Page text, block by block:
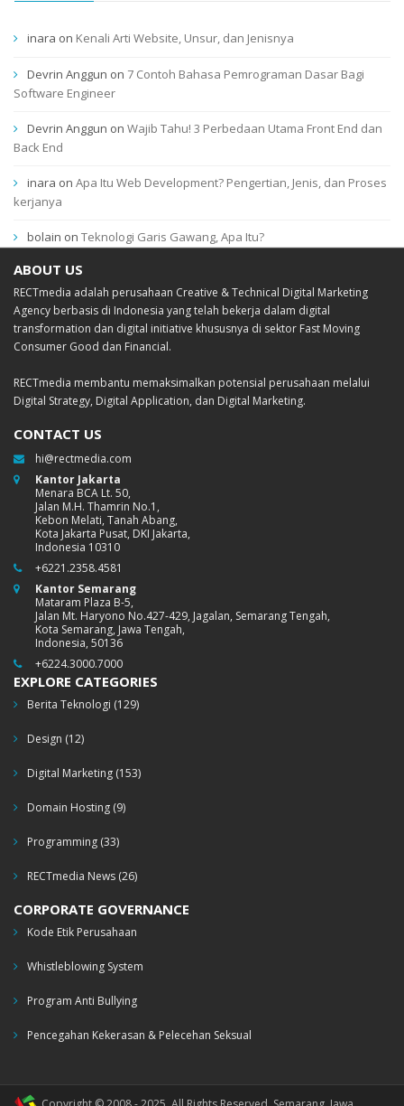
inara on Kenali Arti Website, Unsur, dan Jenisnya
Devrin Anggun on 7 Contoh Bahasa Pemrograman Dasar Bagi
Software Engineer
Devrin Anggun on Wajib Tahu! 3 Perbedaan Utama Front End dan
Back End
inara on Apa Itu Web Development? Pengertian, Jenis, dan Proses
kerjanya
bolain on Teknologi Garis Gawang, Apa Itu?
ABOUT US
RECTmedia adalah perusahaan Creative & Technical Digital Marketing
Agency berbasis di Indonesia yang telah bekerja dalam digital
transformation dan digital initiative khususnya di sektor Fast Moving
Consumer Good dan Financial.
RECTmedia membantu memaksimalkan potensial perusahaan melalui
Digital Strategy, Digital Application, dan Digital Marketing.
CONTACT US
hi@rectmedia.com
Kantor Jakarta
Menara BCA Lt. 50,
Jalan M.H. Thamrin No.1,
Kebon Melati, Tanah Abang,
Kota Jakarta Pusat, DKI Jakarta,
Indonesia 10310
+6221.2358.4581
Kantor Semarang
Mataram Plaza B-5,
Jalan Mt. Haryono No.427-429, Jagalan, Semarang Tengah,
Kota Semarang, Jawa Tengah,
Indonesia, 50136
+6224.3000.7000
EXPLORE CATEGORIES
Berita Teknologi (129)
Design (12)
Digital Marketing (153)
Domain Hosting (9)
Programming (33)
RECTmedia News (26)
CORPORATE GOVERNANCE
Kode Etik Perusahaan
Whistleblowing System
Program Anti Bullying
Pencegahan Kekerasan & Pelecehan Seksual